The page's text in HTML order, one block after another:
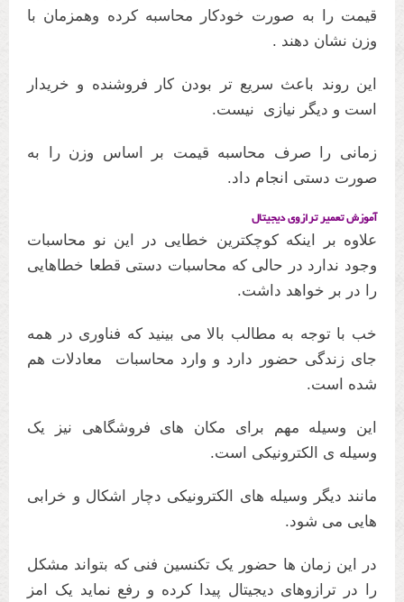
قیمت را به صورت خودکار محاسبه کرده وهمزمان با
وزن نشان دهند .
این روند باعث سریع تر بودن کار فروشنده و خریدار
است و دیگر نیازی نیست.
زمانی را صرف محاسبه قیمت بر اساس وزن را به
صورت دستی انجام داد.
آموزش تعمیر ترازوی دیجیتال
علاوه بر اینکه کوچکترین خطایی در این نو محاسبات
وجود ندارد در حالی که محاسبات دستی قطعا خطاهایی
را در بر خواهد داشت.
خب با توجه به مطالب بالا می بینید که فناوری در همه
جای زندگی حضور دارد و وارد محاسبات معادلات هم
شده است.
این وسیله مهم برای مکان های فروشگاهی نیز یک
وسیله ی الکترونیکی است.
مانند دیگر وسیله های الکترونیکی دچار اشکال و خرابی
هایی می شود.
در این زمان ها حضور یک تکنسین فنی که بتواند مشکل
را در ترازوهای دیجیتال پیدا کرده و رفع نماید یک امز